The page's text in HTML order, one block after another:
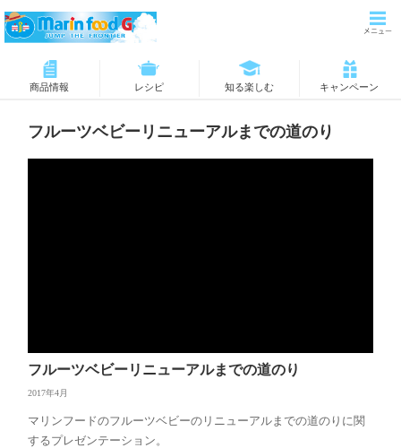
商品情報 レシピ 知る楽しむ キャンペーン
フルーツベビーリニューアルまでの道のり
フルーツベビーリニューアルまでの道のり
2017年4月
マリンフードのフルーツベビーのリニューアルまでの道のりに関
するプレゼンテーション。